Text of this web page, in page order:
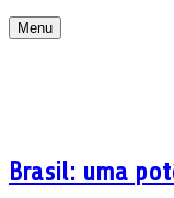
Menu
Brasil: uma